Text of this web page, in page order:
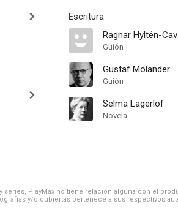
Escritura
Ragnar Hyltén-
Guión
Gustaf Molander
Guión
Selma Lagerlöf
Novela
PlayMax no tiene relación alguna con el
y/o cubiertas pertenece a sus respectivos